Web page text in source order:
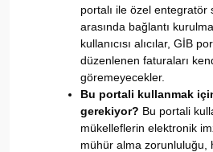
portalı ile özel entegratör
arasında bağlantı
kullanıcısı alıcılar, GİB
düzenlenen faturaları
göremeyecekler.
Bu portali kullanmak
gerekiyor? Bu portali
mükelleflerin elektronik
mühür alma zorunluluğu,